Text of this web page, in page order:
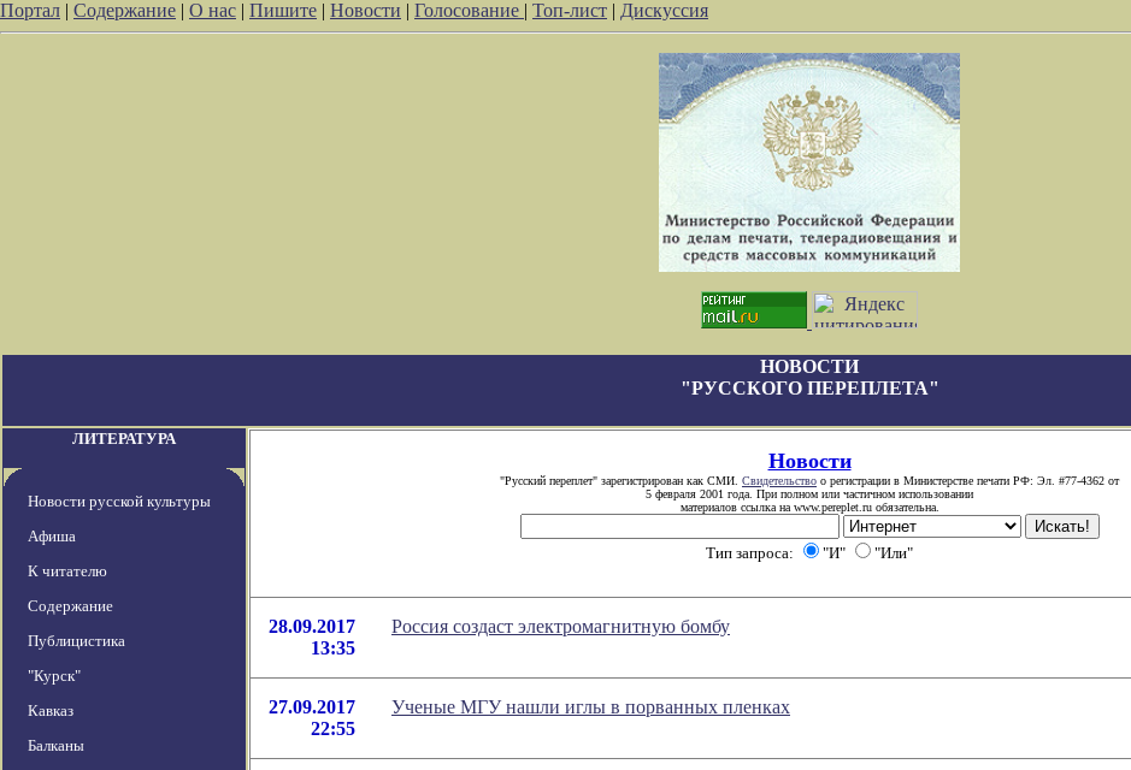
Портал | Содержание | О нас | Пишите | Новости | Голосование | Топ-лист | Дискуссия
НОВОСТИ
"РУССКОГО ПЕРЕПЛЕТА"
ЛИТЕРАТУРА
Новости русской культуры
Афиша
К читателю
Содержание
Публицистика
"Курск"
Кавказ
Балканы
Новости
"Русский переплет" зарегистрирован как СМИ. Свидетельство о регистрации в Министерстве печати РФ: Эл. #77-4362 от
5 февраля 2001 года. При полном или частичном использовании
материалов ссылка на www.pereplet.ru обязательна.
Тип запроса: "И" "Или"
28.09.2017
13:35
Россия создаст электромагнитную бомбу
27.09.2017
22:55
Ученые МГУ нашли иглы в порванных пленках